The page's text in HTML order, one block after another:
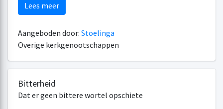
Lees meer
Aangeboden door: Stoelinga
Overige kerkgenootschappen
Bitterheid
Dat er geen bittere wortel opschiete